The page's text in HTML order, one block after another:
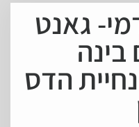
גאנט
בינה
הדס